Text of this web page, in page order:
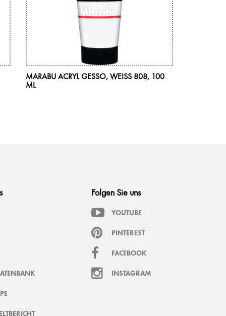
MARABU ACRYL GESSO, WEISS 808, 100 M
L
Folgen Sie uns
YOUTUBE
PINTEREST
FACEBOOK
INSTAGRAM